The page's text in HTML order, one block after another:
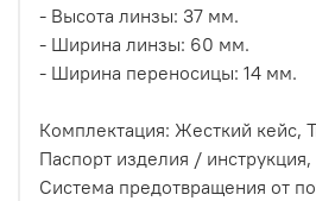
- Высота линзы: 37 мм.
- Ширина линзы: 60 мм.
- Ширина переносицы: 14 мм.
Комплектация: Жесткий кейс,
Паспорт изделия / инструкция,
Система предотвращения от